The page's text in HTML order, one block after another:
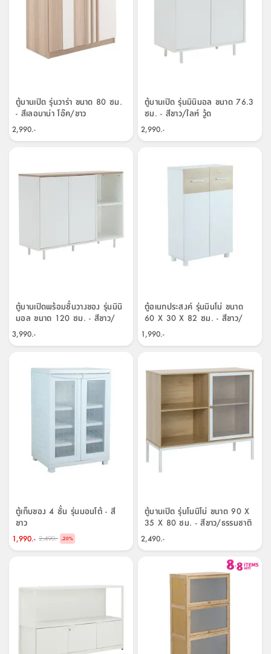
ตู้บานเปิด รุ่นวาร่า ขนาด 80 ซม.
- สีเลอบาน่า โอ๊ค/ขาว
2,990.-
ตู้บานเปิด รุ่นมินิมอล ขนาด 76.3
ซม. - สีขาว/ไลท์ วู้ด
2,990.-
ตู้บานเปิดพร้อมชั้นวางของ รุ่นมินิ
มอล ขนาด 120 ซม. - สีขาว/
ไลท์ วู้ด
3,990.-
ตู้อเนกประสงค์ รุ่นมินโม่ ขนาด
60 X 30 X 82 ซม. - สีขาว/
ธรรมชาติ
1,990.-
ตู้เก็บของ 4 ชั้น รุ่นมอนโต้ - สี
ขาว
1,990.- 2,490.- -20%
ตู้บานเปิด รุ่นโมนิโม่ ขนาด 90 X
35 X 80 ซม. - สีขาว/ธรรมชาติ
2,490.-